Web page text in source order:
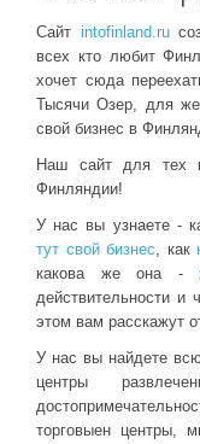
Сайт intofinland.ru
всех кто любит
хочет сюда
Тысячи Озер, для
свой бизнес в
Наш сайт для тех
Финляндии!
У нас вы узнаете -
тут свой бизнес, как
какова же она -
действительности и
этом вам расскажут
У нас вы найдете
центры
торговыен центры,